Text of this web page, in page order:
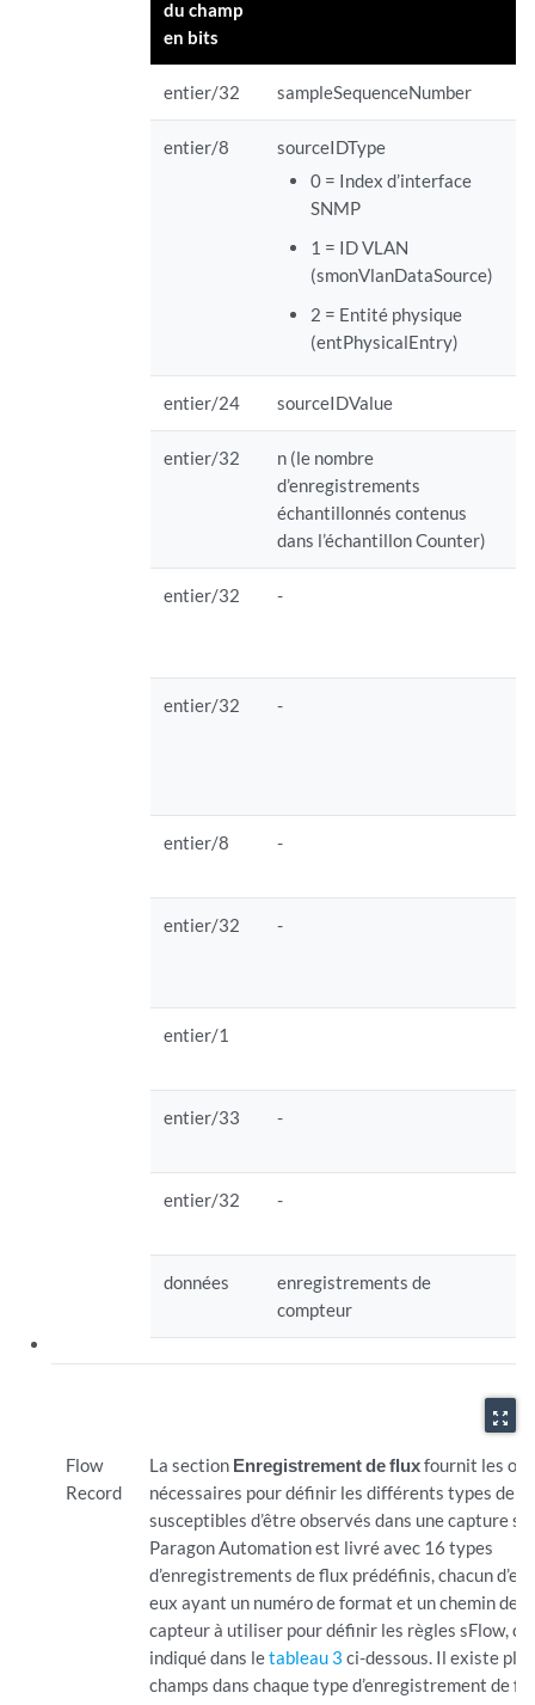
du champ
en bits
entier/32 sampleSequenceNumber
entier/8
sourceIDType
0 = Index d’interface
SNMP
1 = ID VLAN
(smonVlanDataSource)
2 = Entité physique
(entPhysicalEntry)
entier/24 sourceIDValue
entier/32
n (le nombre
d’enregistrements
échantillonnés contenus
dans l’échantillon Counter)
entier/32 -
entier/32 -
entier/8 -
entier/32 -
entier/1
entier/33 -
entier/32 -
données
enregistrements de
compteur
zoom_out_map
Flow
Record
La section Enregistrement de fluxfournit les
nécessaires pour définir les différents types de
susceptibles d’être observés dans une capture
Paragon Automation est livré avec 16 types
d’enregistrements de flux prédéfinis, chacun
eux ayant un numéro de format et un chemin de
capteur à utiliser pour définir les règles sFlow,
indiqué dans letableau 3 ci-dessous. Il existe
champs dans chaque type d’enregistrement de